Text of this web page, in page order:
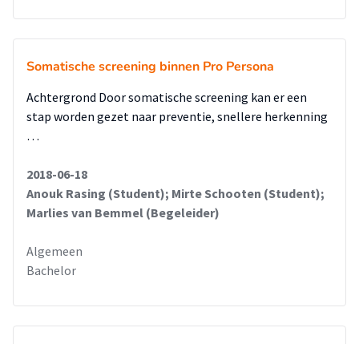
Somatische screening binnen Pro Persona
Achtergrond Door somatische screening kan er een
stap worden gezet naar preventie, snellere herkenning
…
2018-06-18
Anouk Rasing (Student); Mirte Schooten (Student);
Marlies van Bemmel (Begeleider)
Algemeen
Bachelor